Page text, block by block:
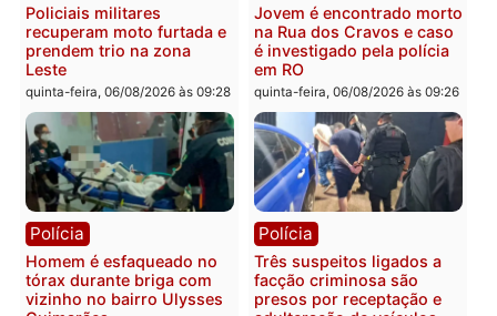
Tragédia na BR-364:
colisão entre caminhão e
carro deixa quatro mortos
em Porto Velho
quinta-feira, 06/08/2026 às 20:51
Ministro Dias Tofolli , do
TSE, determina
e processamento da
que pode levar à perda
mandato da prefeita de
Pimenta Bueno
quinta-feira, 06/08/2026 às
Polícia Polícia